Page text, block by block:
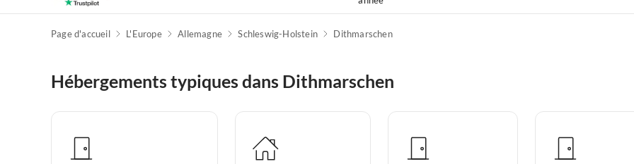
Page d'accueil L'Europe Allemagne Schleswig-Holstein Dithmarschen
Hébergements typiques dans Dithmarschen